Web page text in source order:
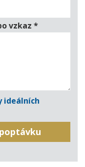
vzkaz *
ideálních